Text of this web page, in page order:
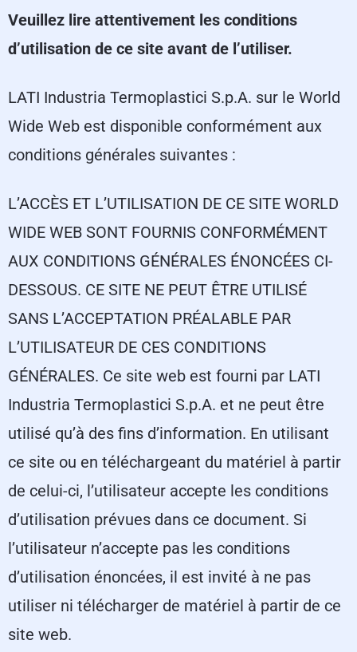
Veuillez lire attentivement les conditions
d’utilisation de ce site avant de l’utiliser.
LATI Industria Termoplastici S.p.A. sur le World
Wide Web est disponible conformément aux
conditions générales suivantes :
L’ACCÈS ET L’UTILISATION DE CE SITE WORLD
WIDE WEB SONT FOURNIS CONFORMÉMENT
AUX CONDITIONS GÉNÉRALES ÉNONCÉES CI-
DESSOUS. CE SITE NE PEUT ÊTRE UTILISÉ
SANS L’ACCEPTATION PRÉALABLE PAR
L’UTILISATEUR DE CES CONDITIONS
GÉNÉRALES. Ce site web est fourni par LATI
Industria Termoplastici S.p.A. et ne peut être
utilisé qu’à des fins d’information. En utilisant
ce site ou en téléchargeant du matériel à partir
de celui-ci, l’utilisateur accepte les conditions
d’utilisation prévues dans ce document. Si
l’utilisateur n’accepte pas les conditions
d’utilisation énoncées, il est invité à ne pas
utiliser ni télécharger de matériel à partir de ce
site web.